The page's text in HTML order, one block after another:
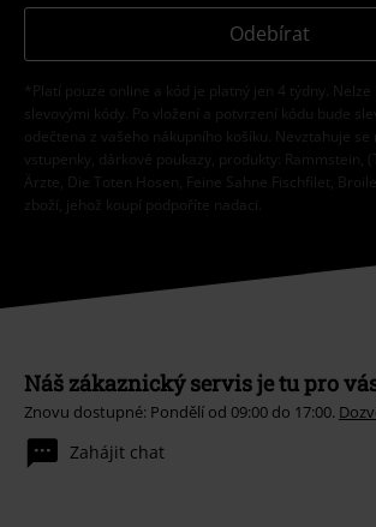
Odebírat
*Platí pouze online a kód je platný jen 4 týdny.
slevovými kódy. Po vložení a potvrzení kódu bude
odečtena z vašeho nákupního košíku. Nevztahuje
vstupenky, dárkové poukazy, produkty: Rammstein,
Ärzte, Die Toten Hosen, Feine Sahne Fischfilet,
zboží, jehož koupí podpoříte nadaci.
Náš zákaznický servis je tu pro
Znovu dostupné: Pondělí od 09:00 do 17:00.
Zahájit chat